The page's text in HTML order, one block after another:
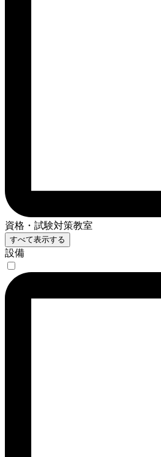
資格・試験対策教室
すべて表示する
設備